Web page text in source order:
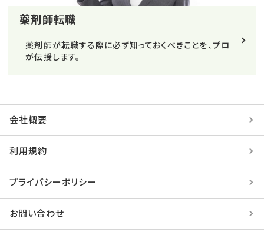
薬剤師転職
薬剤師が転職する際に必ず知っておくべきことを、プロ
が伝授します。
会社概要
利用規約
プライバシーポリシー
お問い合わせ